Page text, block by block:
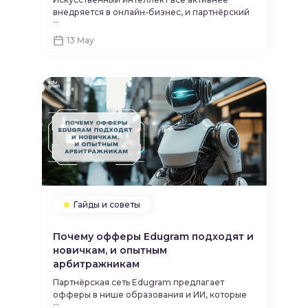
внедряется в онлайн-бизнес, и партнёрский
маркетинг — не исключение. Нейросети для
партнёрского маркетинга позволяют не
только создавать контент, но и
...
13 May
Гайды и советы
Почему офферы Edugram подходят и
новичкам, и опытным
арбитражникам
Партнёрская сеть Edugram предлагает
офферы в нише образования и ИИ, которые
...